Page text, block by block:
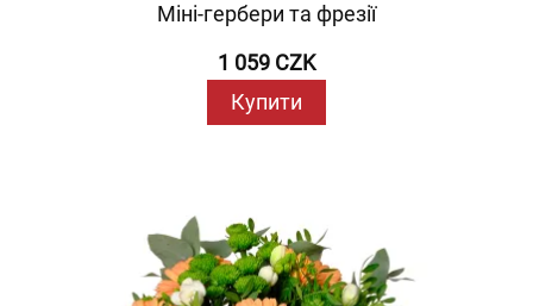
Міні-гербери та фрезії
1 059 CZK
Купити